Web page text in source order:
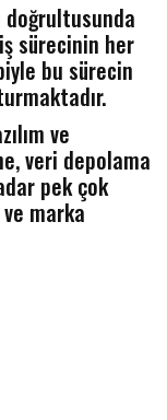
sürecinin her
bu sürecin
ve
veri depolama
pek çok
marka